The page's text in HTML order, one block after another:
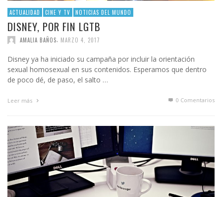
ACTUALIDAD CINE Y TV NOTICIAS DEL MUNDO
DISNEY, POR FIN LGTB
AMALIA BAÑOS MARZO 4, 2017
Disney ya ha iniciado su campaña por incluir la orientación
sexual homosexual en sus contenidos. Esperamos que dentro
de poco dé, de paso, el salto …
Leer más 0 Comentarios